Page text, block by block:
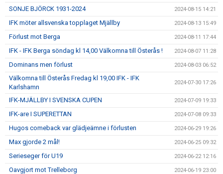
SONJE BJÖRCK 1931-2024 2024-08-15 14:21
IFK möter allsvenska topplaget Mjällby 2024-08-13 15:49
Förlust mot Berga 2024-08-11 17:44
IFK - IFK Berga söndag kl 14,00 Välkomna till Österås ! 2024-08-07 11:28
Dominans men förlust 2024-08-03 06:52
Välkomna till Österås Fredag kl 19,00 IFK - IFK
Karlshamn
2024-07-30 17:26
IFK-MJÄLLBY I SVENSKA CUPEN 2024-07-09 19:33
IFK-are I SUPERETTAN 2024-07-08 09:33
Hugos comeback var glädjeämne i förlusten 2024-06-29 19:26
Max gjorde 2 mål! 2024-06-25 09:32
Serieseger för U19 2024-06-22 12:16
Oavgjort mot Trelleborg 2024-06-19 23:00